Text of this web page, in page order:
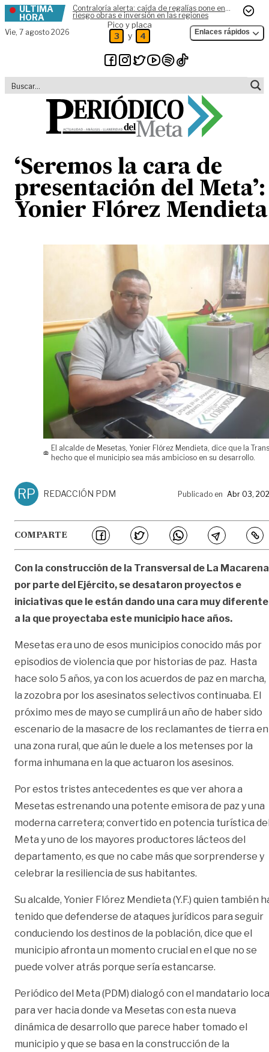
Skip to content
ÚLTIMA
HORA
Contraloría alerta: caída de regalías pone en
riesgo obras e inversión en las regiones
Vie, 7 agosto 2026
Pico y placa
3 y 4 Enlaces rápidos
‘Seremos la cara de
presentación del Meta’:
Yonier Flórez Mendieta
El alcalde de Mesetas, Yonier Flórez Mendieta, dice que la
hecho que el municipio sea más ambicioso en su desarrollo.
RP REDACCIÓN PDM Publicado en Abr 03,
COMPARTE
Con la construcción de la Transversal de La Macarena
por parte del Ejército, se desataron proyectos e
iniciativas que le están dando una cara muy diferente
a la que proyectaba este municipio hace años.
Mesetas era uno de esos municipios conocido más por
episodios de violencia que por historias de paz. Hasta
hace solo 5 años, ya con los acuerdos de paz en marcha,
la zozobra por los asesinatos selectivos continuaba. El
próximo mes de mayo se cumplirá un año de haber sido
escenario de la masacre de los reclamantes de tierra en
una zona rural, que aún le duele a los metenses por la
forma inhumana en la que actuaron los asesinos.
Por estos tristes antecedentes es que ver ahora a
Mesetas estrenando una potente emisora de paz y una
moderna carretera; convertido en potencia turística
Meta y uno de los mayores productores lácteos del
departamento, es que no cabe más que sorprenderse y
celebrar la resiliencia de sus habitantes.
Su alcalde, Yonier Flórez Mendieta (Y.F.) quien también
tenido que defenderse de ataques jurídicos para seguir
conduciendo los destinos de la población, dice que el
municipio afronta un momento crucial en el que no se
puede volver atrás porque sería estancarse.
Periódico del Meta (PDM) dialogó con el mandatario
para ver hacia donde va Mesetas con esta nueva
dinámica de desarrollo que parece haber tomado el
municipio y que se basa en la construcción de la